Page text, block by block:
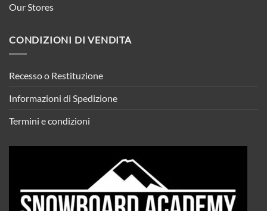
Our Stores
CONDIZIONI DI VENDITA
Recesso o Restituzione
Informazioni di Spedizione
Termini e condizioni